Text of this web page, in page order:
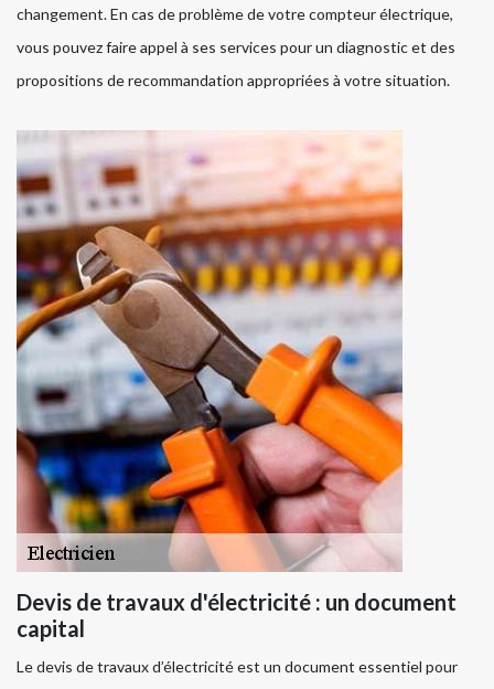
changement. En cas de problème de votre compteur électrique,
vous pouvez faire appel à ses services pour un diagnostic et des
propositions de recommandation appropriées à votre situation.
Devis de travaux d'électricité : un document
capital
Le devis de travaux d’électricité est un document essentiel pour